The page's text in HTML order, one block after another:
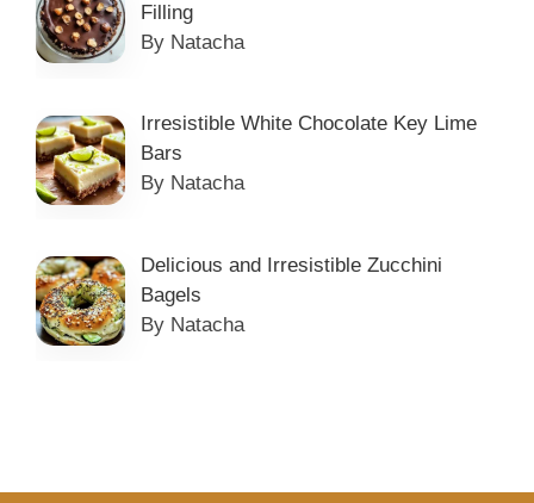
Filling
By Natacha
Irresistible White Chocolate Key Lime
Bars
By Natacha
Delicious and Irresistible Zucchini
Bagels
By Natacha